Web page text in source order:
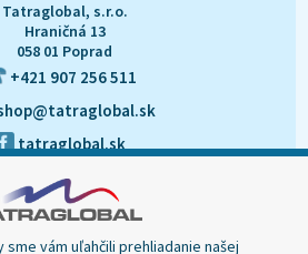
Tatraglobal, s.r.o.
Hraničná 13
058 01 Poprad
+421 907 256 511
tatraglobal.sk
vám uľahčili prehliadanie našej